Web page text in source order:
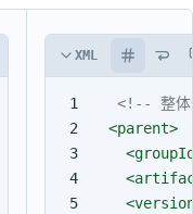
XML
1
2
3
4
5
<!-- 整
<parent>